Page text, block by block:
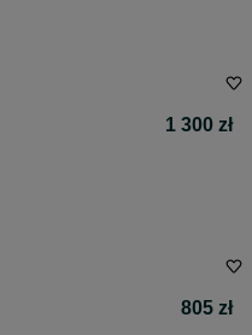
1 300 zł
805 zł